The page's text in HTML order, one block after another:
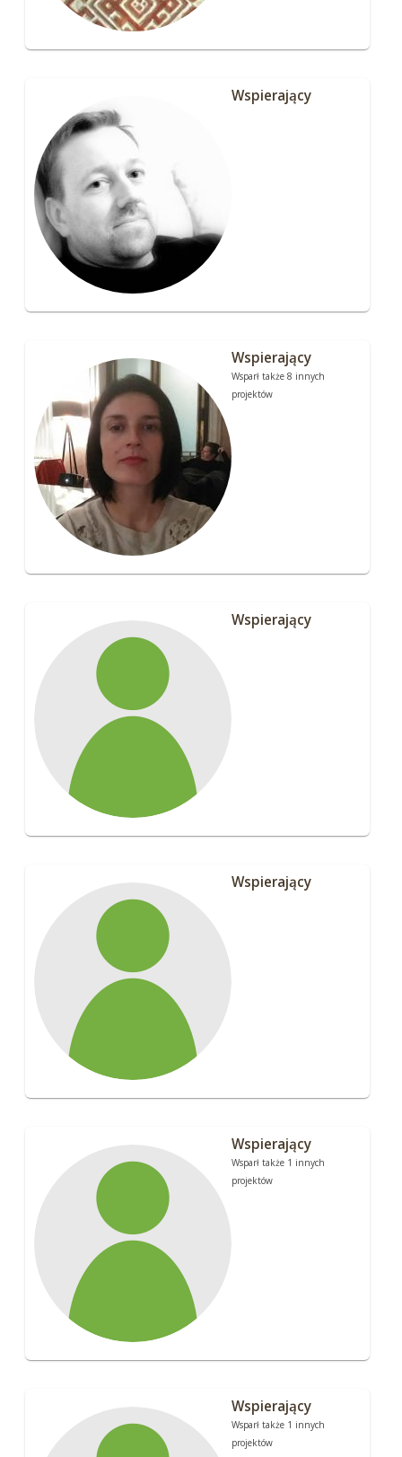
Wspierający
Wspierający
Wsparł także 8 innych
projektów
Wspierający
Wspierający
Wspierający
Wsparł także 1 innych
projektów
Wspierający
Wsparł także 1 innych
projektów